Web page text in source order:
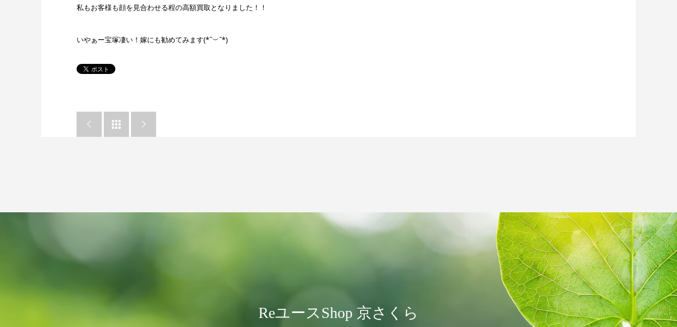
私もお客様も顔を見合わせる程の高額買取となりました！！
いやぁー宝塚凄い！嫁にも勧めてみます(*˘︶˘*)
  
ReユースShop 京さくら